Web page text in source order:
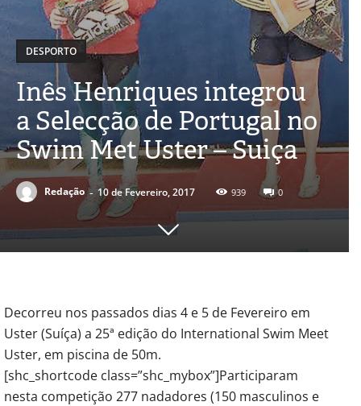
DESPORTO
Inês Henriques integrou
a Selecção de Portugal no
Swim Met Uster – Suiça
Redação - 10 de Fevereiro, 2017 939 0
Decorreu nos passados dias 4 e 5 de Fevereiro em
Uster (Suíça) a 25ª edição do International Swim Meet
Uster, em piscina de 50m.
[shc_shortcode class=”shc_mybox”]Participaram
nesta competição 277 nadadores (150 masculinos e